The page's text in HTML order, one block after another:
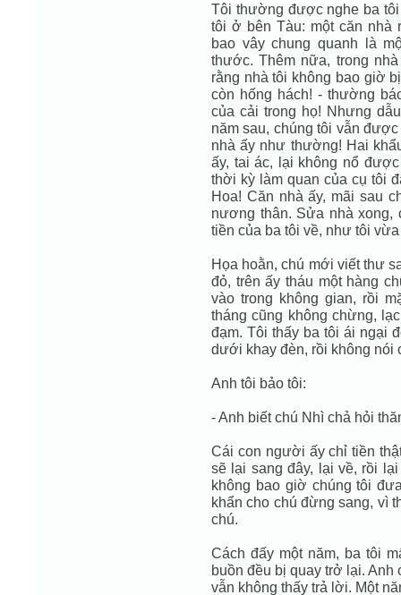
Tôi thường được nghe ba
tôi ở bên Tàu: một căn nhà
bao vây chung quanh là
thước. Thêm nữa, trong
rằng nhà tôi không bao giờ
còn hống hách! - thường
của cải trong họ! Nhưng
năm sau, chúng tôi vẫn
nhà ấy như thường! Hai
ấy, tai ác, lại không nổ
thời kỳ làm quan của cụ tôi
Hoa! Căn nhà ấy, mãi sau
nương thân. Sửa nhà xong,
tiền của ba tôi về, như tôi
Họa hoằn, chú mới viết thư
đỏ, trên ấy tháu một hàng
vào trong không gian, rồi
tháng cũng không chừng,
đạm. Tôi thấy ba tôi ái ngại
dưới khay đèn, rồi không nói
Anh tôi bảo tôi:
- Anh biết chú Nhì chả hỏi
Cái con người ấy chỉ tiền
sẽ lại sang đây, lại về, rồi
không bao giờ chúng tôi
khẩn cho chú đừng sang, vì
chú.
Cách đấy một năm, ba tôi
buồn đều bị quay trở lại.
vẫn không thấy trả lời. Một